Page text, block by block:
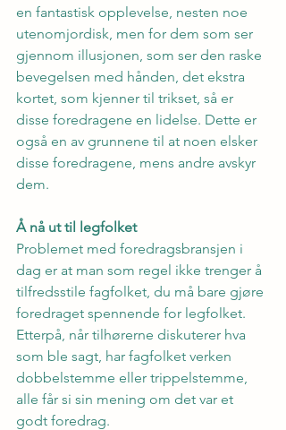
en fantastisk opplevelse, nesten noe
utenomjordisk, men for dem som ser
gjennom illusjonen, som ser den raske
bevegelsen med hånden, det ekstra
kortet, som kjenner til trikset, så er
disse foredragene en lidelse. Dette er
også en av grunnene til at noen elsker
disse foredragene, mens andre avskyr
dem.
Å nå ut til legfolket
Problemet med foredragsbransjen i
dag er at man som regel ikke trenger å
tilfredsstile fagfolket, du må bare gjøre
foredraget spennende for legfolket.
Etterpå, når tilhørerne diskuterer hva
som ble sagt, har fagfolket verken
dobbelstemme eller trippelstemme,
alle får si sin mening om det var et
godt foredrag.